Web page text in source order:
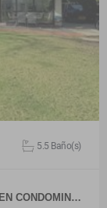
5.5 Baño(s)
CONDOMIN…